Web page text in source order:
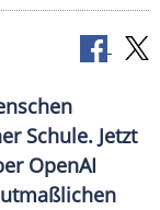
Schule. Jetzt
OpenAI